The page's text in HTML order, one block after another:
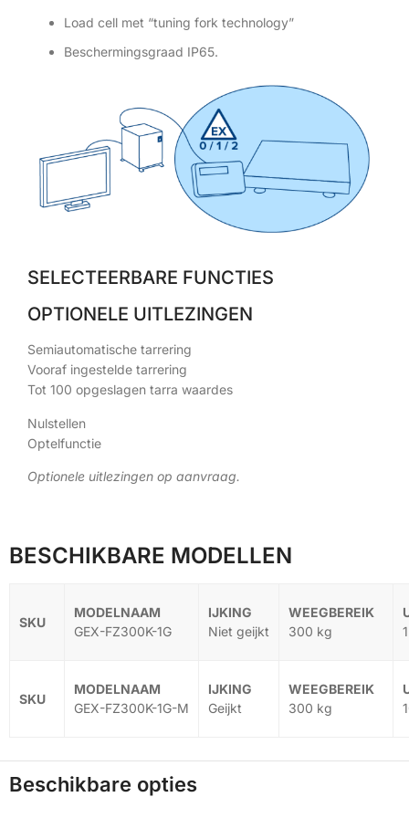
Load cell met “tuning fork technology”
Beschermingsgraad IP65.
SELECTEERBARE FUNCTIES
OPTIONELE UITLEZINGEN
Semiautomatische tarrering
Vooraf ingestelde tarrering
Tot 100 opgeslagen tarra waardes
Nulstellen
Optelfunctie
Optionele uitlezingen op aanvraag.
BESCHIKBARE MODELLEN
GEX-FZ300K-1G Niet geijkt 300 kg
GEX-FZ300K-1G-M Geijkt 300 kg
Beschikbare opties